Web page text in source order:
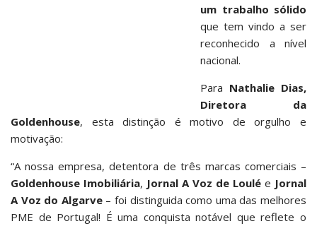
um trabalho sólido
que tem vindo a ser
reconhecido a nível
nacional.
Para Nathalie Dias,
Diretora da
Goldenhouse, esta distinção é motivo de orgulho e
motivação:
“A nossa empresa, detentora de três marcas comerciais –
Goldenhouse Imobiliária, Jornal A Voz de Loulé e Jornal
A Voz do Algarve– foi distinguida como uma das melhores
PME de Portugal! É uma conquista notável que reflete o